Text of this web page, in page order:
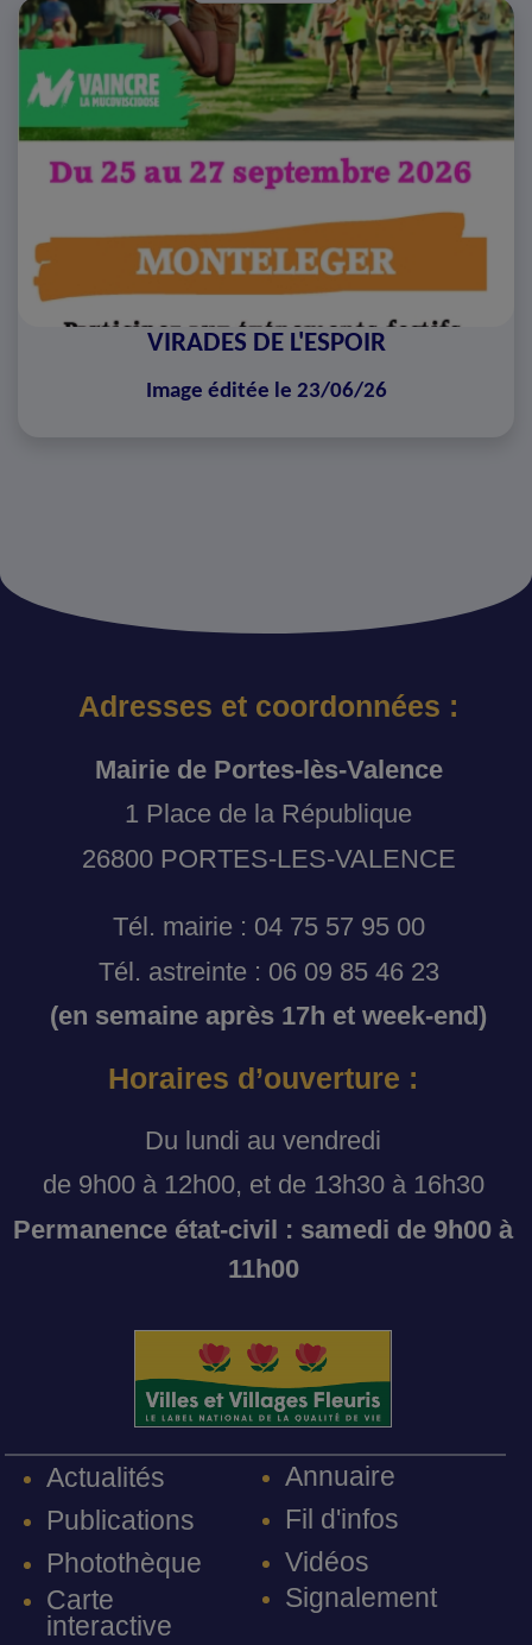
VIRADES DE L'ESPOIR
Image éditée le 23/06/26
Adresses et coordonnées :
Mairie de Portes-lès-Valence
1 Place de la République
26800 PORTES-LES-VALENCE
Tél. mairie : 04 75 57 95 00
Tél. astreinte : 06 09 85 46 23
(en semaine après 17h et week-end)
Horaires d’ouverture :
Du lundi au vendredi
de 9h00 à 12h00, et de 13h30 à 16h30
Permanence état-civil : samedi de 9h00 à
11h00
Actualités
Publications
Photothèque
Carte
interactive
Annuaire
Fil d'infos
Vidéos
Signalement